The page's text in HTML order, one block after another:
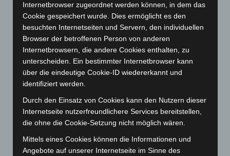
April 2025(88)
März 2025
(111)
Februar 2025 (96)
Januar 2025(88)
Dezember 2024(89)
November 2024(94)
Oktober 2024(93)
September 2024(112)
Juli 2024
(89)
Internetbrowser zugeordnet werden können, in dem das
Cookie gespeichert wurde. Dies ermöglicht es den
besuchten Internetseiten und Servern, den individuellen
Browser der betroffenen Person von anderen
Internetbrowsern, die andere Cookies enthalten, zu
unterscheiden. Ein bestimmter Internetbrowser kann
über die eindeutige Cookie-ID wiedererkannt und
identifiziert werden.
Durch den Einsatz von Cookies kann den Nutzern dieser
Internetseite nutzerfreundlichere Services bereitstellen,
die ohne die Cookie-Setzung nicht möglich wären.
Mittels eines Cookies können die Informationen und
Angebote auf unserer Internetseite im Sinne des